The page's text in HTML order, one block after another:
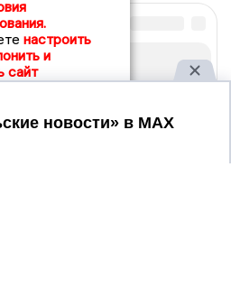
настроить
и
сайт